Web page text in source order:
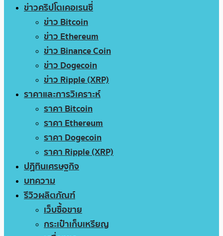
ข่าวคริปโตเคอเรนซี่
ข่าว Bitcoin
ข่าว Ethereum
ข่าว Binance Coin
ข่าว Dogecoin
ข่าว Ripple (XRP)
ราคาและการวิเคราะห์
ราคา Bitcoin
ราคา Ethereum
ราคา Dogecoin
ราคา Ripple (XRP)
ปฏิทินเศรษฐกิจ
บทความ
รีวิวผลิตภัณฑ์
เว็บซื้อขาย
กระเป๋าเก็บเหรียญ